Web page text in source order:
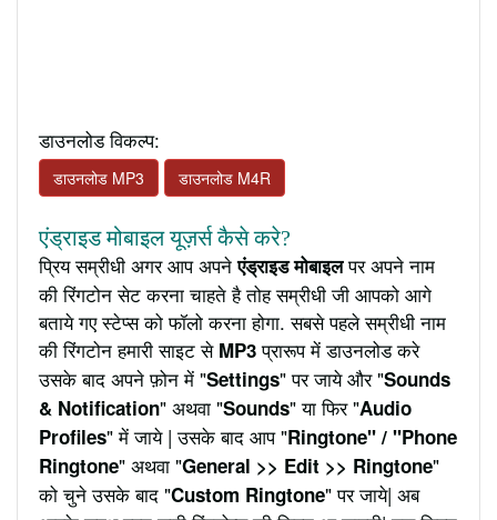
डाउनलोड विकल्प:
डाउनलोड MP3 डाउनलोड M4R
एंड्राइड मोबाइल यूज़र्स कैसे करे?
प्रिय सम्रीधी अगर आप अपनेएंड्राइड मोबाइलपर अपने नाम
की रिंगटोन सेट करना चाहते है तोह सम्रीधी जी आपको आगे
बताये गए स्टेप्स को फॉलो करना होगा. सबसे पहले सम्रीधी नाम
की रिंगटोन हमारी साइट से MP3प्रारूप में डाउनलोड करे
उसके बाद अपने फ़ोन में "Settings" पर जाये और "Sounds
& Notification" अथवा "Sounds" या फिर "Audio
Profiles" में जाये | उसके बाद आप "Ringtone" / "Phone
Ringtone" अथवा "General >> Edit >> Ringtone"
को चुने उसके बाद "Custom Ringtone" पर जाये| अब